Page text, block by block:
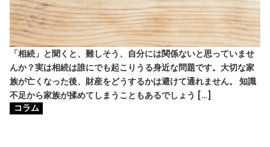
「相続」と聞くと、難しそう、自分には関係ないと思っていませ
んか？実は相続は誰にでも起こりうる身近な問題です。大切な家
族が亡くなった後、財産をどうするかは避けて通れません。 知識
不足から家族が揉めてしまうこともあるでしょう […]
コラム